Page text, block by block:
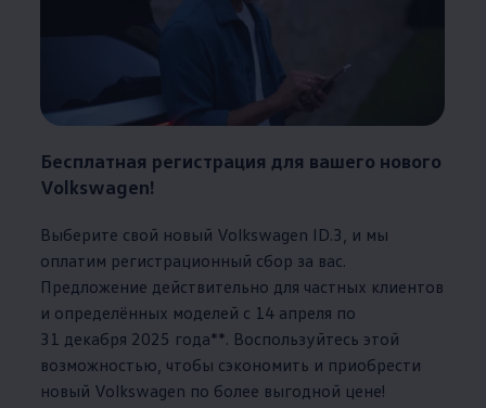
Бесплатная регистрация для вашего нового
Volkswagen!
Выберите свой новый Volkswagen ID.3, и мы
оплатим регистрационный сбор за вас.
Предложение действительно для частных клиентов
и определённых моделей с 14 апреля по
31 декабря 2025 года**. Воспользуйтесь этой
возможностью, чтобы сэкономить и приобрести
новый Volkswagen по более выгодной цене!